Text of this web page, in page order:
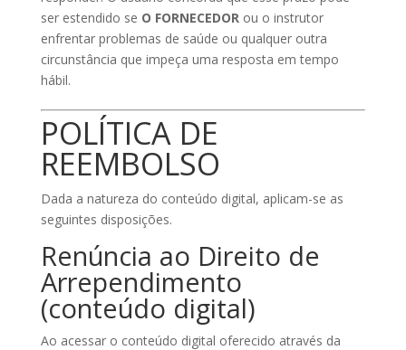
ser estendido se O FORNECEDOR ou o instrutor
enfrentar problemas de saúde ou qualquer outra
circunstância que impeça uma resposta em tempo
hábil.
POLÍTICA DE
REEMBOLSO
Dada a natureza do conteúdo digital, aplicam-se as
seguintes disposições.
Renúncia ao Direito de
Arrependimento
(conteúdo digital)
Ao acessar o conteúdo digital oferecido através da